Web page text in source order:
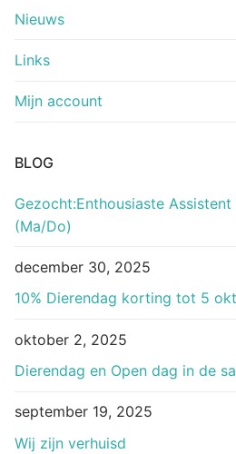
Nieuws
Links
Mijn account
BLOG
Gezocht:Enthousiaste Assistent
(Ma/Do)
december 30, 2025
10% Dierendag korting tot 5
oktober 2, 2025
Dierendag en Open dag in de
september 19, 2025
Wij zijn verhuisd